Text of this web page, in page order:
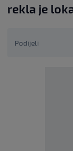
rekla je
Podijeli